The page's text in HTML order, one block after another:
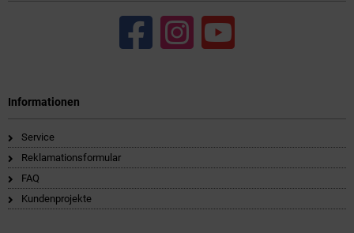
Informationen
Service
Reklamationsformular
FAQ
Kundenprojekte